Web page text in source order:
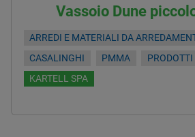
Vassoio Dune
ARREDI E MATERIALI DA
CASALINGHI
PMMA
KARTELL SPA